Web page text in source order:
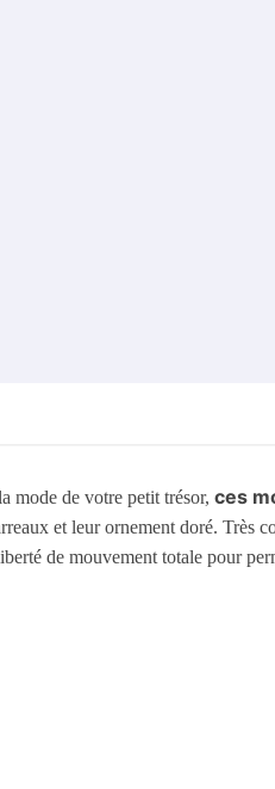
mode de votre petit trésor,ces
et leur ornement doré. Très
de mouvement totale pour